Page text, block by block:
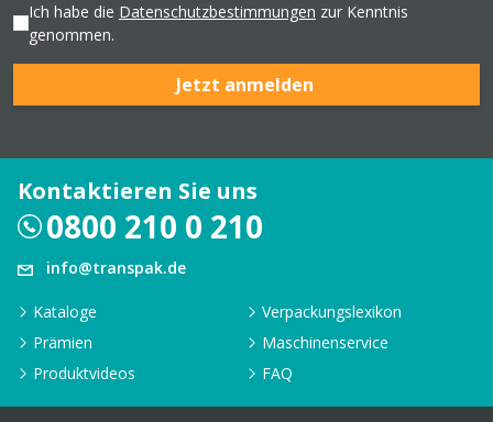
Ich habe die Datenschutzbestimmungen zur Kenntnis
genommen.
Jetzt anmelden
Kontaktieren Sie uns
0800 210 0 210
info@transpak.de
Kataloge
Verpackungslexikon
Prämien
Maschinenservice
Produktvideos
FAQ